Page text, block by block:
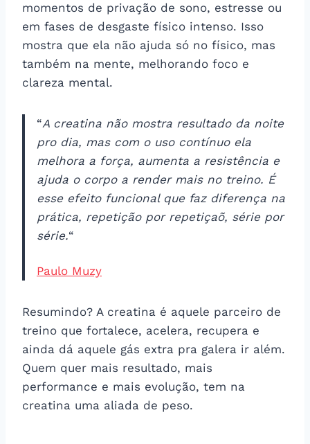
momentos de privação de sono, estresse ou
em fases de desgaste físico intenso. Isso
mostra que ela não ajuda só no físico, mas
também na mente, melhorando foco e
clareza mental.
“A creatina não mostra resultado da noite
pro dia, mas com o uso contínuo ela
melhora a força, aumenta a resistência e
ajuda o corpo a render mais no treino. É
esse efeito funcional que faz diferença na
prática, repetição por repetiçaõ, série por
série.“
Paulo Muzy
Resumindo? A creatina é aquele parceiro de
treino que fortalece, acelera, recupera e
ainda dá aquele gás extra pra galera ir além.
Quem quer mais resultado, mais
performance e mais evolução, tem na
creatina uma aliada de peso.